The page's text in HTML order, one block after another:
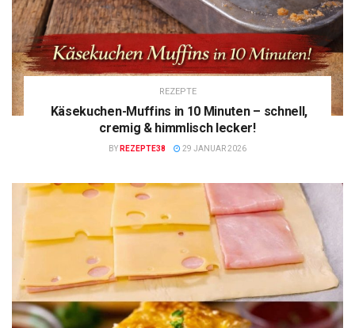
REZEPTE
Käsekuchen-Muffins in 10 Minuten – schnell,
cremig & himmlisch lecker!
BY REZEPTE38 29 JANUAR 2026